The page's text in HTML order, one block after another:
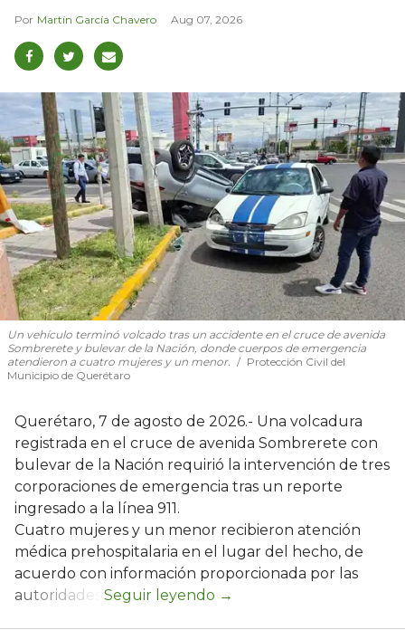
Martín García Chavero Aug 07, 2026
Un vehículo terminó volcado tras un accidente en el cruce de avenida
Sombrerete y bulevar de la Nación, donde cuerpos de emergencia
atendieron a cuatro mujeres y un menor.
Protección Civil del
Municipio de Querétaro
Querétaro, 7 de agosto de 2026.- Una volcadura
registrada en el cruce de avenida Sombrerete con
bulevar de la Nación requirió la intervención de tres
corporaciones de emergencia tras un reporte
ingresado a la línea 911.
Cuatro mujeres y un menor recibieron atención
médica prehospitalaria en el lugar del hecho, de
acuerdo con información proporcionada por las
autoridades.